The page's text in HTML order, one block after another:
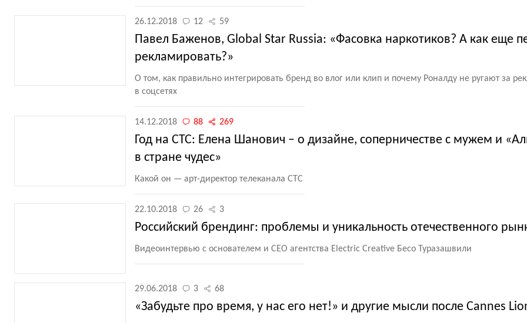
26.12.2018 12 59
Павел Баженов, Global Star Russia: «Фасовка наркотиков? А как еще
рекламировать?»
О том, как правильно интегрировать бренд во влог или клип и почему Роналду не ругают за
в соцсетях
14.12.2018 88 269
Год на СТС: Елена Шанович – о дизайне, соперничестве с мужем и
в стране чудес»
Какой он — арт-директор телеканала СТС
22.10.2018 26 3
Российский брендинг: проблемы и уникальность отечественного
Видеоинтервью с основателем и СЕО агентства Electric Creative Бесо Туразашвили
29.06.2018 3 68
«Забудьте про время, у нас его нет!» и другие мысли после Cannes